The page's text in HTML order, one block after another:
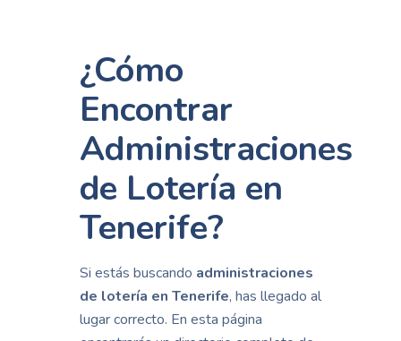
¿Cómo
Encontrar
Administraciones
de Lotería en
Tenerife?
Si estás buscando administraciones
de lotería en Tenerife, has llegado al
lugar correcto. En esta página